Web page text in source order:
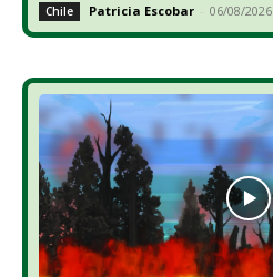
Chile Patricia Escobar - 06/08/2026